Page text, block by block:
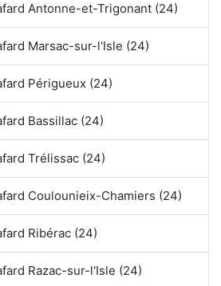
Antonne-et-Trigonant (24)
Marsac-sur-l'Isle (24)
Périgueux (24)
Bassillac (24)
Trélissac (24)
Coulounieix-Chamiers (24)
Ribérac (24)
Razac-sur-l'Isle (24)